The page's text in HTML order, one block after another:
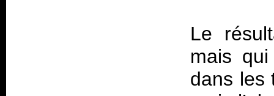
Le
mais
dans les